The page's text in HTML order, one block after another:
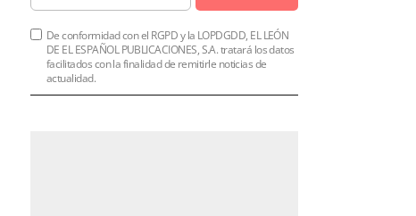
De conformidad con el RGPD y la LOPDGDD, EL LEÓN
DE EL ESPAÑOL PUBLICACIONES, S.A. tratará los datos
facilitados con la finalidad de remitirle noticias de
actualidad.